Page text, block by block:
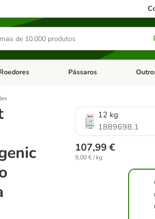
menu de categoria: Antiparasitários
Roedores Abrir menu de categoria:
Pássaros Abrir
12 kg
1889698.1
107,99 €
9,00 € / kg